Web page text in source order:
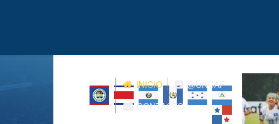
INICIO
@UNCAF
CONTACTO